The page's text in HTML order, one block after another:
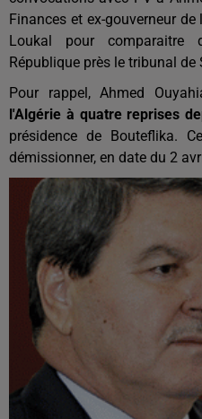
Finances et ex-gouverneur
Loukal pour
République près le tribunal de
Pour rappel, Ahmed
l'Algérie à quatre reprises
présidence de Bouteflika.
démissionner, en date du 2